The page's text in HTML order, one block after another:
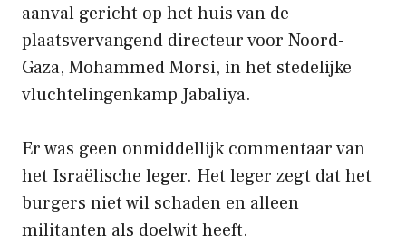
aanval gericht op het huis van de
plaatsvervangend directeur voor Noord-
Gaza, Mohammed Morsi, in het stedelijke
vluchtelingenkamp Jabaliya.
Er was geen onmiddellijk commentaar van
het Israëlische leger. Het leger zegt dat het
burgers niet wil schaden en alleen
militanten als doelwit heeft.